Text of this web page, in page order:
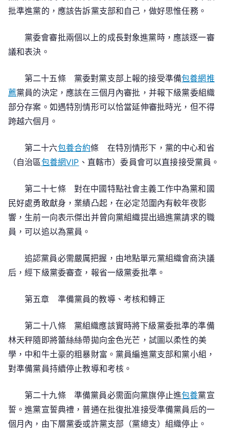
批準進黨的，應該告訴黨支部和自己，做好思惟任務。
黨委會審批兩個以上的成長對象進黨時，應該逐一審
議和表決。
第二十五條 黨委對黨支部上報的接受準備包養網推
薦黨員的決定，應該在三個月內審批，并報下級黨委組織
部分存案。如遇特別情形可以恰當延伸審批時光，但不得
跨越六個月。
第二十六包養合約條 在特別情形下，黨的中心和省
（自治區包養網VIP 、直轄市）委員會可以直接接受黨員。
第二十七條 對在中國特點社會主義工作中為黨和國
民好處勇敢獻身，業績凸起，在必定范圍內有較年夜影
響，生前一向表示傑出并曾向黨組織提出過進黨請求的職
員，可以追以為黨員。
追認黨員必需嚴厲把握，由地點單元黨組織會商決議
后，經下級黨委審查，報省一級黨委批準。
第五章 準備黨員的教導、考核和轉正
第二十八條 黨組織應該實時將下級黨委批準的準備
林天秤隨即將蕾絲絲帶拋向金色光芒，試圖以柔性的美
學，中和牛土豪的粗暴財富。黨員編進黨支部和黨小組，
對準備黨員持續停止教導和考核。
第二十九條 準備黨員必需面向黨旗停止進包養黨宣
誓。進黨宣誓典禮，普通在批復批准接受準備黨員后的一
個月內，由下層黨委或許黨支部（黨總支）組織停止。